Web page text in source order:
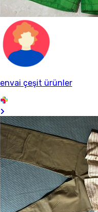
envai çeşit ürünler